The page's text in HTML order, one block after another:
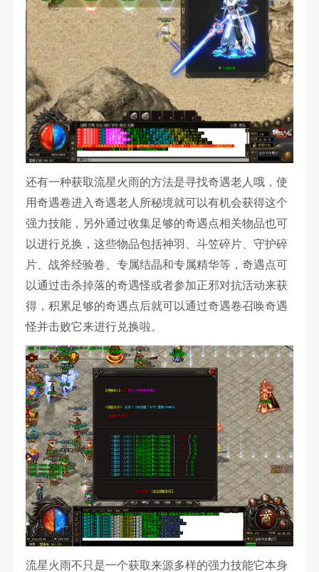
还有一种获取流星火雨的方法是寻找奇遇老人哦，使
用奇遇卷进入奇遇老人所秘境就可以有机会获得这个
强力技能，另外通过收集足够的奇遇点相关物品也可
以进行兑换，这些物品包括神羽、斗笠碎片、守护碎
片、战斧经验卷、专属结晶和专属精华等，奇遇点可
以通过击杀掉落的奇遇怪或者参加正邪对抗活动来获
得，积累足够的奇遇点后就可以通过奇遇卷召唤奇遇
怪并击败它来进行兑换啦。
流星火雨不只是一个获取来源多样的强力技能它本身